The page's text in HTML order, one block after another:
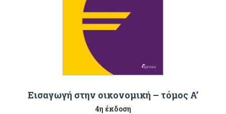
Εισαγωγή στην οικονομική – τόμος Α’
4η έκδοση